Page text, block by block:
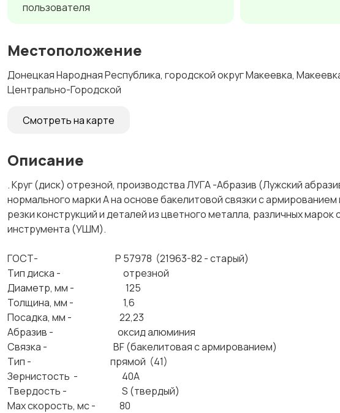
пользователя
Местоположение
Донецкая Народная Республика, городской округ Макеевка,
Центрально-Городской
Смотреть на карте
Описание
. Круг (диск) отрезной, производства ЛУГА -Абразив (Лужский
нормального марки А на основе бакелитовой связки с
резки конструкций и деталей из цветного металла, различных
инструмента (УШМ).
ГОСТ- Р 57978 (21963-82 - старый)
Тип диска - отрезной
Диаметр, мм - 125
Толщина, мм - 1,6
Посадка, мм - 22,23
Абразив - оксид алюминия
Связка - BF (бакелитовая с армированием)
Тип - прямой (41)
Зернистость - 40А
Твердость - S (твердый)
Max скорость, мс - 80